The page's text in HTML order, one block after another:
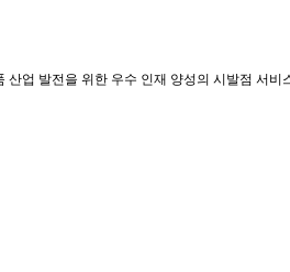
산업 발전을 위한 우수 인재 양성의 시발점 서비